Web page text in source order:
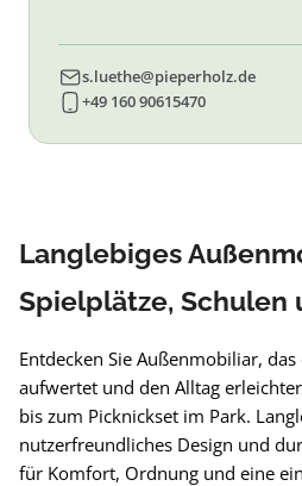
s.luethe@pieperholz.de
+49 160 90615470
Langlebiges
Spielplätze, Schulen
Entdecken Sie Außenmobiliar,
aufwertet und den Alltag
bis zum Picknickset im Park.
nutzerfreundliches Design und
für Komfort, Ordnung und eine